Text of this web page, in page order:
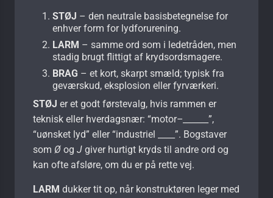
STØJ – den neutrale basisbetegnelse for
enhver form for lydforurening.
LARM – samme ord som i ledetråden, men
stadig brugt flittigt af krydsordsmagere.
BRAG – et kort, skarpt smæld; typisk fra
geværskud, eksplosion eller fyrværkeri.
STØJ er et godt førstevalg, hvis rammen er
teknisk eller hverdagsnær: “motor– ______”,
“uønsket lyd” eller “industriel ____”. Bogstaver
som Ø og J giver hurtigt kryds til andre ord og
kan ofte afsløre, om du er på rette vej.
LARM dukker tit op, når konstruktøren leger med